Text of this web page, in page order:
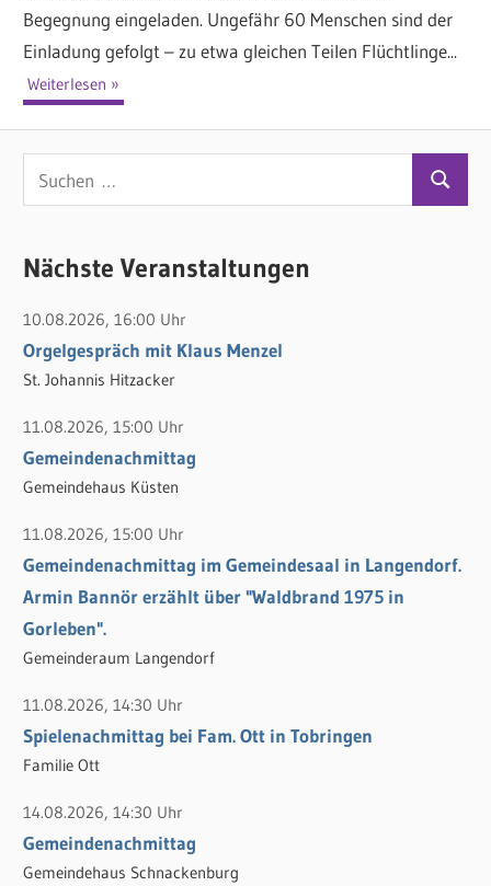
Begegnung eingeladen. Ungefähr 60 Menschen sind der
Einladung gefolgt – zu etwa gleichen Teilen Flüchtlinge...
Weiterlesen
u
h
n
n
a
c
h
:
Nächste Veranstaltungen
10.08.2026, 16:00 Uhr
Orgelgespräch mit Klaus Menzel
St. Johannis Hitzacker
11.08.2026, 15:00 Uhr
Gemeindenachmittag
Gemeindehaus Küsten
11.08.2026, 15:00 Uhr
Gemeindenachmittag im Gemeindesaal in Langendorf.
Armin Bannör erzählt über "Waldbrand 1975 in
Gorleben".
Gemeinderaum Langendorf
11.08.2026, 14:30 Uhr
Spielenachmittag bei Fam. Ott in Tobringen
Familie Ott
14.08.2026, 14:30 Uhr
Gemeindenachmittag
Gemeindehaus Schnackenburg